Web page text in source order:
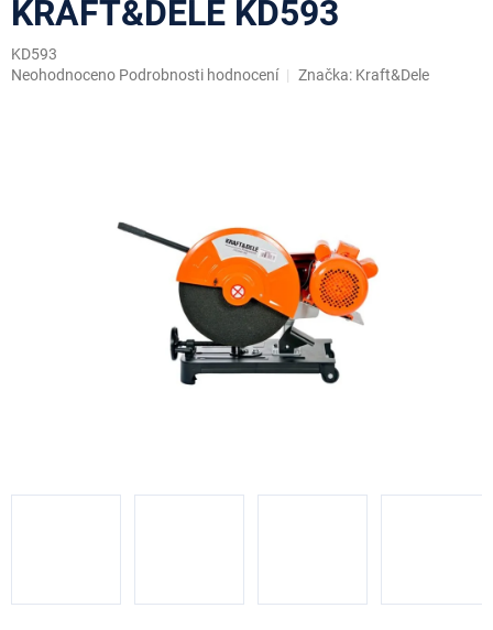
KRAFT&DELE KD593
KD593
Průměrné
Neohodnoceno Podrobnosti hodnocení Značka: Kraft&Dele